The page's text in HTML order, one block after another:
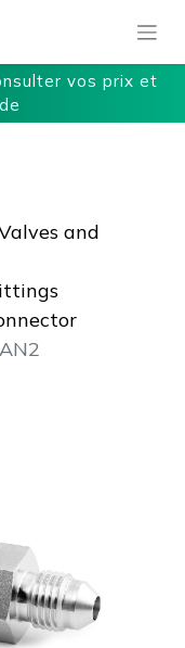
vos prix et
and